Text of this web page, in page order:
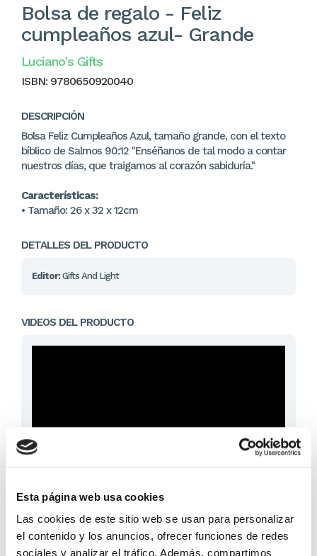
Esta página web usa cookies
Las cookies de este sitio web se usan para personalizar
el contenido y los anuncios, ofrecer funciones de redes
sociales y analizar el tráfico. Además, compartimos
Bolsa de regalo - Feliz
cumpleaños azul- Grande
Luciano's Gifts
ISBN: 9780650920040
DESCRIPCIÓN
Bolsa Feliz Cumpleaños Azul, tamaño grande, con el texto
bíblico de Salmos 90:12 "Enséñanos de tal modo a contar
nuestros días, que traigamos al corazón sabiduría."
Características:
• Tamaño: 26 x 32 x 12cm
DETALLES DEL PRODUCTO
Editor: Gifts And Light
VIDEOS DEL PRODUCTO
1,43 €
En lugar de: 1,50 €